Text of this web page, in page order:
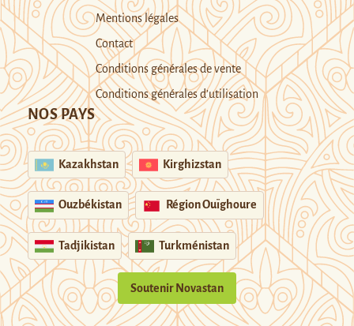
Mentions légales
Contact
Conditions générales de vente
Conditions générales d’utilisation
NOS PAYS
Kazakhstan Kirghizstan
Ouzbékistan Région Ouïghoure
Tadjikistan Turkménistan
Soutenir Novastan